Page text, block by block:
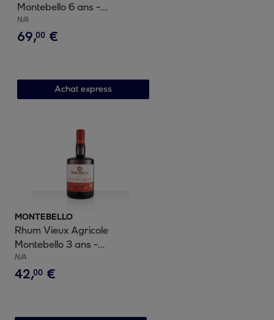
Montebello 6 ans -
Guadeloupe| 42% vol | 70cl
N/A
69,00 €
Achat express
MONTEBELLO
Rhum Vieux Agricole
Montebello 3 ans -
Guadeloupe| 42% vol | 70cl
N/A
42,00 €